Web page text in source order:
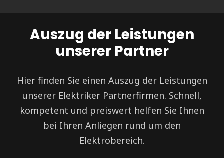
Auszug der Leistungen
unserer Partner
Hier finden Sie einen Auszug der Leistungen
unserer Elektriker Partnerfirmen. Schnell,
kompetent und preiswert helfen Sie Ihnen
bei Ihren Anliegen rund um den
Elektrobereich.